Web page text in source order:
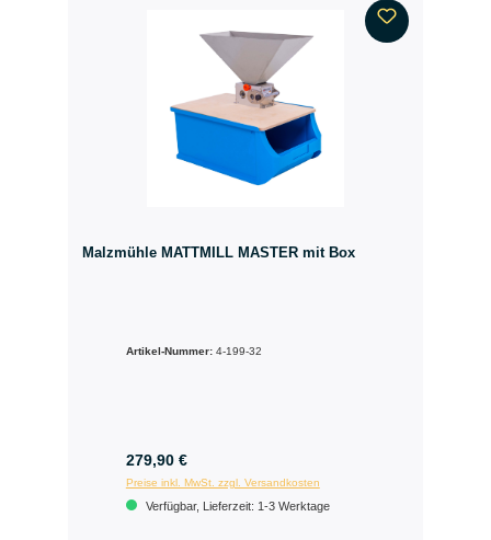
Malzmühle MATTMILL MASTER mit Box
Artikel-Nummer: 4-199-32
279,90 €
Preise inkl. MwSt. zzgl. Versandkosten
Verfügbar, Lieferzeit: 1-3 Werktage